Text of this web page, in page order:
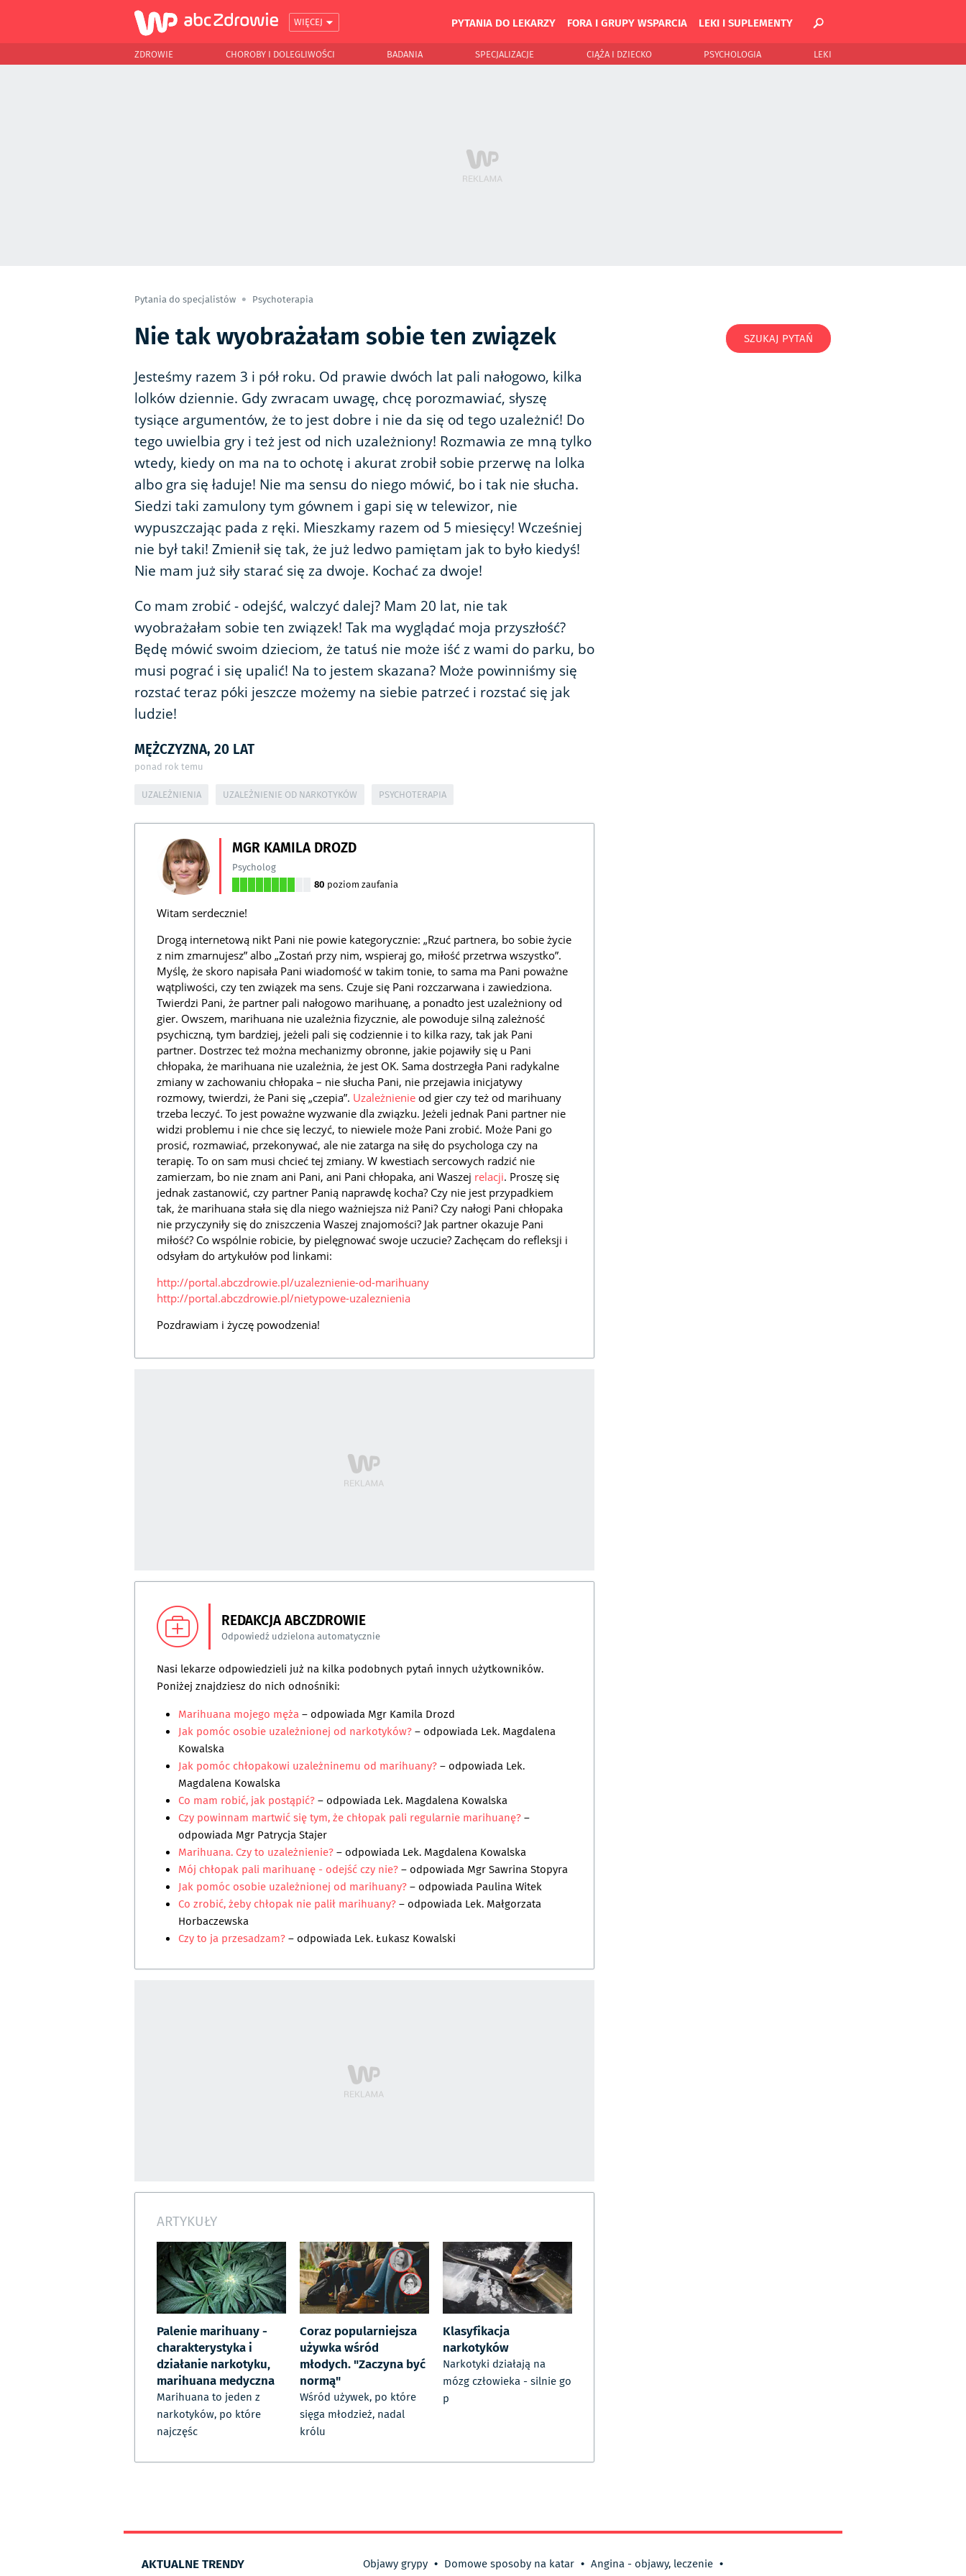
WIĘCEJ PYTANIA DO LEKARZY FORA I GRUPY WSPARCIA LEKI I SUPLEMENTY
ZDROWIE CHOROBY I DOLEGLIWOŚCI BADANIA SPECJALIZACJE CIĄŻA I DZIECKO PSYCHOLOGIA LEKI
Pytania do specjalistów Psychoterapia
Nie tak wyobrażałam sobie ten związek
Jesteśmy razem 3 i pół roku. Od prawie dwóch lat pali nałogowo, kilka
lolków dziennie. Gdy zwracam uwagę, chcę porozmawiać, słyszę
tysiące argumentów, że to jest dobre i nie da się od tego uzależnić! Do
tego uwielbia gry i też jest od nich uzależniony! Rozmawia ze mną tylko
wtedy, kiedy on ma na to ochotę i akurat zrobił sobie przerwę na lolka
albo gra się ładuje! Nie ma sensu do niego mówić, bo i tak nie słucha.
Siedzi taki zamulony tym gównem i gapi się w telewizor, nie
wypuszczając pada z ręki. Mieszkamy razem od 5 miesięcy! Wcześniej
nie był taki! Zmienił się tak, że już ledwo pamiętam jak to było kiedyś!
Nie mam już siły starać się za dwoje. Kochać za dwoje!
Co mam zrobić - odejść, walczyć dalej? Mam 20 lat, nie tak
wyobrażałam sobie ten związek! Tak ma wyglądać moja przyszłość?
Będę mówić swoim dzieciom, że tatuś nie może iść z wami do parku, bo
musi pograć i się upalić! Na to jestem skazana? Może powinniśmy się
rozstać teraz póki jeszcze możemy na siebie patrzeć i rozstać się jak
ludzie!
MĘŻCZYZNA, 20 LAT
ponad rok temu
UZALEŻNIENIA UZALEŻNIENIE OD NARKOTYKÓW PSYCHOTERAPIA
MGR KAMILA DROZD
Psycholog
80 poziom zaufania
Witam serdecznie!
Drogą internetową nikt Pani nie powie kategorycznie: „Rzuć partnera, bo sobie życie
z nim zmarnujesz” albo „Zostań przy nim, wspieraj go, miłość przetrwa wszystko”.
Myślę, że skoro napisała Pani wiadomość w takim tonie, to sama ma Pani poważne
wątpliwości, czy ten związek ma sens. Czuje się Pani rozczarwana i zawiedziona.
Twierdzi Pani, że partner pali nałogowo marihuanę, a ponadto jest uzależniony od
gier. Owszem, marihuana nie uzależnia fizycznie, ale powoduje silną zależność
psychiczną, tym bardziej, jeżeli pali się codziennie i to kilka razy, tak jak Pani
partner. Dostrzec też można mechanizmy obronne, jakie pojawiły się u Pani
chłopaka, że marihuana nie uzależnia, że jest OK. Sama dostrzegła Pani radykalne
zmiany w zachowaniu chłopaka – nie słucha Pani, nie przejawia inicjatywy
rozmowy, twierdzi, że Pani się „czepia”. Uzależnienie od gier czy też od marihuany
trzeba leczyć. To jest poważne wyzwanie dla związku. Jeżeli jednak Pani partner nie
widzi problemu i nie chce się leczyć, to niewiele może Pani zrobić. Może Pani go
prosić, rozmawiać, przekonywać, ale nie zatarga na siłę do psychologa czy na
terapię. To on sam musi chcieć tej zmiany. W kwestiach sercowych radzić nie
zamierzam, bo nie znam ani Pani, ani Pani chłopaka, ani Waszej relacji. Proszę się
jednak zastanowić, czy partner Panią naprawdę kocha? Czy nie jest przypadkiem
tak, że marihuana stała się dla niego ważniejsza niż Pani? Czy nałogi Pani chłopaka
nie przyczyniły się do zniszczenia Waszej znajomości? Jak partner okazuje Pani
miłość? Co wspólnie robicie, by pielęgnować swoje uczucie? Zachęcam do refleksji i
odsyłam do artykułów pod linkami:
http://portal.abczdrowie.pl/uzaleznienie-od-marihuany
http://portal.abczdrowie.pl/nietypowe-uzaleznienia
Pozdrawiam i życzę powodzenia!
REDAKCJA ABCZDROWIE
Odpowiedź udzielona automatycznie
Nasi lekarze odpowiedzieli już na kilka podobnych pytań innych użytkowników.
Poniżej znajdziesz do nich odnośniki:
Marihuana mojego męża– odpowiada Mgr Kamila Drozd
Jak pomóc osobie uzależnionej od narkotyków?– odpowiada Lek. Magdalena
Kowalska
Jak pomóc chłopakowi uzależninemu od marihuany?– odpowiada Lek.
Magdalena Kowalska
Co mam robić, jak postąpić?– odpowiada Lek. Magdalena Kowalska
Czy powinnam martwić się tym, że chłopak pali regularnie marihuanę?–
odpowiada Mgr Patrycja Stajer
Marihuana. Czy to uzależnienie?– odpowiada Lek. Magdalena Kowalska
Mój chłopak pali marihuanę - odejść czy nie?– odpowiada Mgr Sawrina Stopyra
Jak pomóc osobie uzależnionej od marihuany?– odpowiada Paulina Witek
Co zrobić, żeby chłopak nie palił marihuany?– odpowiada Lek. Małgorzata
Horbaczewska
Czy to ja przesadzam?– odpowiada Lek. Łukasz Kowalski
ARTYKUŁY
Palenie marihuany -
charakterystyka i
działanie narkotyku,
marihuana medyczna
Marihuana to jeden z
narkotyków, po które
najczęśc
Coraz popularniejsza
używka wśród
młodych. "Zaczyna być
normą"
Wśród używek, po które
sięga młodzież, nadal
królu
Klasyfikacja
narkotyków
Narkotyki działają na
mózg człowieka - silnie go
p
SZUKAJ PYTAŃ
AKTUALNE TRENDY Objawy grypy • Domowe sposoby na katar • Angina - objawy, leczenie •